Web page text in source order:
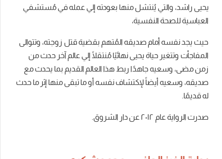
يحيى راشد، والتي يُنتشل منها بعودته إلي عمله في مُستشفي
العباسية للصحة النفسية،
حيث يجد نفسه أمام صديقه المُتهم بقضية قتل زوجته، وتتوالى
المفاجأت وتتغير حياة يحيى نهائيًا مُنتقلًا إلي عالم آخر حدث من
زمن مضى، وسعيه جاهدًا ربط هذا العالم القديم بما يحدث مع
صديقه، وسعيه أيضاً لإكتشاف نفسه أو ما تبقى منها إثر ما حدث
له قديمًا.
صدرت الرواية عام ٢٠١٢ عن دار الشروق.